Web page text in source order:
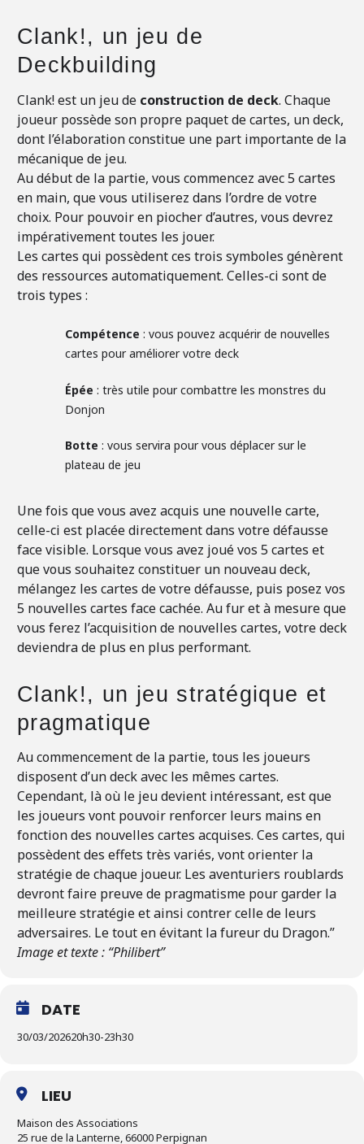
Clank!, un jeu de
Deckbuilding
Clank! est un jeu de construction de deck. Chaque
joueur possède son propre paquet de cartes, un deck,
dont l’élaboration constitue une part importante de la
mécanique de jeu.
Au début de la partie, vous commencez avec 5 cartes
en main, que vous utiliserez dans l’ordre de votre
choix. Pour pouvoir en piocher d’autres, vous devrez
impérativement toutes les jouer.
Les cartes qui possèdent ces trois symboles génèrent
des ressources automatiquement. Celles-ci sont de
trois types :
Compétence : vous pouvez acquérir de nouvelles
cartes pour améliorer votre deck
Épée : très utile pour combattre les monstres du
Donjon
Botte : vous servira pour vous déplacer sur le
plateau de jeu
Une fois que vous avez acquis une nouvelle carte,
celle-ci est placée directement dans votre défausse
face visible. Lorsque vous avez joué vos 5 cartes et
que vous souhaitez constituer un nouveau deck,
mélangez les cartes de votre défausse, puis posez vos
5 nouvelles cartes face cachée. Au fur et à mesure que
vous ferez l’acquisition de nouvelles cartes, votre deck
deviendra de plus en plus performant.
Clank!, un jeu stratégique et
pragmatique
Au commencement de la partie, tous les joueurs
disposent d’un deck avec les mêmes cartes.
Cependant, là où le jeu devient intéressant, est que
les joueurs vont pouvoir renforcer leurs mains en
fonction des nouvelles cartes acquises. Ces cartes, qui
possèdent des effets très variés, vont orienter la
stratégie de chaque joueur. Les aventuriers roublards
devront faire preuve de pragmatisme pour garder la
meilleure stratégie et ainsi contrer celle de leurs
adversaires. Le tout en évitant la fureur du Dragon.”
Image et texte : “Philibert”
DATE
30/03/202620h30-23h30
LIEU
Maison des Associations
25 rue de la Lanterne, 66000 Perpignan